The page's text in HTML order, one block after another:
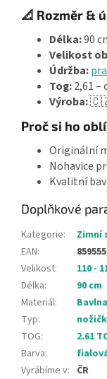
📐 Rozměr &
Délka:90
Velikost
Údržba:
Tog:2,61
Výroba:🇨🇿
Proč si ho
Originální
Nohavice
Kvalitní
Doplňkové
Kategorie:
Zimní
EAN:
Velikost:
110 -
Délka:
90 cm
Materiál:
Typ:
TOG:
2.61
Barva:
Vyrábíme v: ČR